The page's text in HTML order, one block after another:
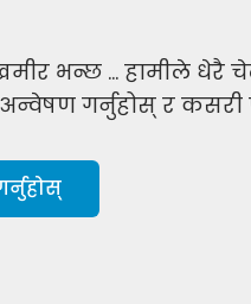
भन्छ ... हामीले धेरै
गर्नुहोस् र कसरी